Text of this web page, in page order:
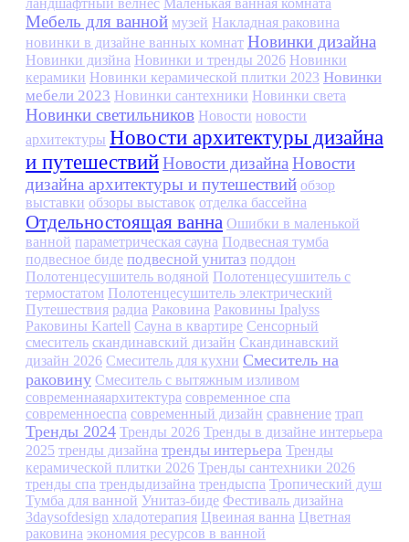
Мебель для ванной музей Накладная раковина
новинки в дизайне ванных комнат Новинки дизайна
Новинки дизйна Новинки и тренды 2026 Новинки
керамики Новинки керамической плитки 2023 Новинки
мебели 2023 Новинки сантехники Новинки света
Новинки светильников Новости новости
архитектуры Новости архитектуры дизайна
и путешествийНовости дизайна Новости
дизайна архитектуры и путешествий обзор
выставки обзоры выставок отделка бассейна
Отдельностоящая ванна Ошибки в маленькой
ванной параметрическая сауна Подвесная тумба
подвесное биде подвесной унитаз поддон
Полотенцесушитель водяной Полотенцесушитель с
термостатом Полотенцесушитель электрический
Путешествия радиа Раковина Раковины Ipalyss
Раковины Kartell Сауна в квартире Сенсорный
смеситель скандинавский дизайн Скандинавский
дизайн 2026 Смеситель для кухни Смеситель на
раковину Смеситель с вытяжным изливом
современнаяархитектура современное спа
современноеспа современный дизайн сравнение трап
Тренды 2024 Тренды 2026 Тренды в дизайне интерьера
2025 тренды дизайна тренды интерьера Тренды
керамической плитки 2026 Тренды сантехники 2026
тренды спа трендыдизайна трендыспа Тропический душ
Тумба для ванной Унитаз-биде Фестиваль дизайна
3daysofdesign хладотерапия Цвеиная ванна Цветная
раковина экономия ресурсов в ванной